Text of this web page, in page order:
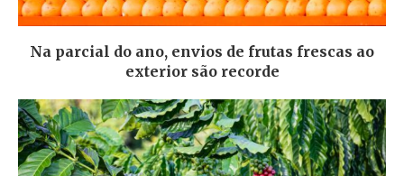
Na parcial do ano, envios de frutas frescas ao
exterior são recorde